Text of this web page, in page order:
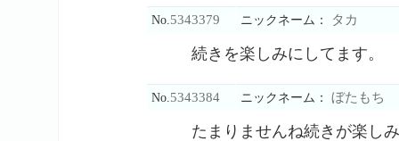
No. 5343379 ニックネーム： タカ
続きを楽しみにしてます。
No. 5343384 ニックネーム： ぼたもち
たまりませんね続きが楽し